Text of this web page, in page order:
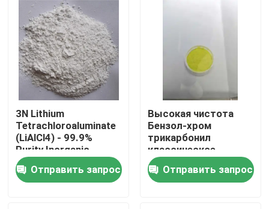
Дом
Продукты
3N Lithium
Tetrachloroaluminate
(LiAlCl4) - 99.9%
Purity Inorganic
Electrolyte Salt for
Non-Flammable High-
Rate Lithium Battery
Отправить запрос
Высокая чистота
Бензол-хром
трикарбонил
классическое
органометаллическое
координационное
соединение.
Отправить запрос